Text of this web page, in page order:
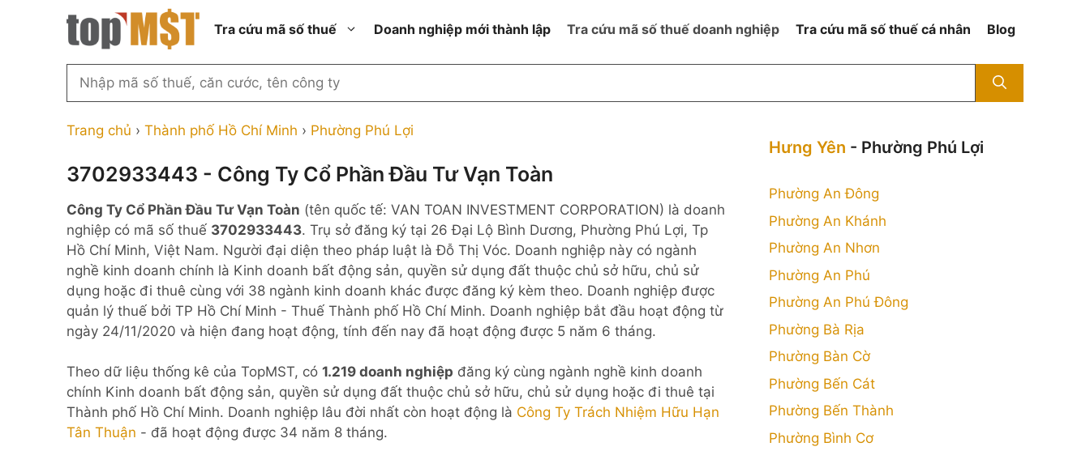
Tra cứu mã số thuế
Thành phố Hồ Chí Minh
Thành phố Hà Nội
Thành phố Đà Nẵng
Thành phố Hải Phòng
Thanh Hóa
Bắc Ninh
Nghệ An
Công ty cổ phần ngoài NN
Công ty hợp doanh
thành viên ngoài NN
thành viên trở lên ngoài NN
Công ty trách nhiệm hữu hạn
ngoài NN
Doanh nghiệp 100% vốn đầu tư
nước ngoài
Hộ kinh doanh cá thể
Ngừng hoạt động nhưng chưa
hoàn thành thủ tục đóng MST
Không hoạt động tại địa chỉ đã
đăng ký
Doanh nghiệp mới thành lập Tra cứu mã số thuế doanh nghiệp Tra cứu mã số thuế cá nhân Blog
Tìm
theo
công
người
đại
diện
hoặc
mã
số
thuế
Trang chủ › Thành phố Hồ Chí Minh › Phường Phú Lợi
3702933443 - Công Ty Cổ Phần Đầu Tư Vạn Toàn
Công Ty Cổ Phần Đầu Tư Vạn Toàn (tên quốc tế: VAN TOAN INVESTMENT CORPORATION) là doanh
nghiệp có mã số thuế 3702933443. Trụ sở đăng ký tại 26 Đại Lộ Bình Dương, Phường Phú Lợi, Tp
Hồ Chí Minh, Việt Nam. Người đại diện theo pháp luật là Đỗ Thị Vóc. Doanh nghiệp này có ngành
nghề kinh doanh chính là Kinh doanh bất động sản, quyền sử dụng đất thuộc chủ sở hữu, chủ sử
dụng hoặc đi thuê cùng với 38 ngành kinh doanh khác được đăng ký kèm theo. Doanh nghiệp được
quản lý thuế bởi TP Hồ Chí Minh - Thuế Thành phố Hồ Chí Minh. Doanh nghiệp bắt đầu hoạt động từ
ngày 24/11/2020 và hiện đang hoạt động, tính đến nay đã hoạt động được 5 năm 6 tháng.
Theo dữ liệu thống kê của TopMST, có 1.219 doanh nghiệp đăng ký cùng ngành nghề kinh doanh
chính Kinh doanh bất động sản, quyền sử dụng đất thuộc chủ sở hữu, chủ sử dụng hoặc đi thuê tại
Thành phố Hồ Chí Minh. Doanh nghiệp lâu đời nhất còn hoạt động là Công Ty Trách Nhiệm Hữu Hạn
Tân Thuận - đã hoạt động được 34 năm 8 tháng.
Hưng Yên - Phường Phú Lợi
Phường An Đông
Phường An Khánh
Phường An Nhơn
Phường An Phú
Phường An Phú Đông
Phường Bà Rịa
Phường Bàn Cờ
Phường Bến Cát
Phường Bến Thành
Phường Bình Cơ